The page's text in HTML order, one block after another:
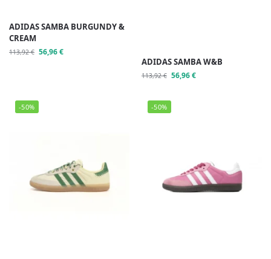
ADIDAS SAMBA BURGUNDY &
CREAM
113,92€ 56,96€
ADIDAS SAMBA W&B
113,92€ 56,96€
-50% -50%